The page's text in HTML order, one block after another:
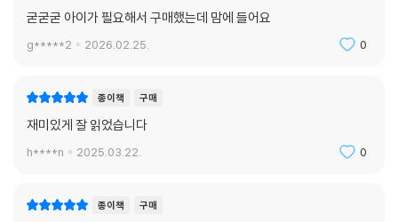
굳굳굳 아이가 필요해서 구매했는데 맘에 들어요
g*****2 2026.02.25. 0
종이책 구매
재미있게 잘 읽었습니다
h****n 2025.03.22. 0
종이책 구매